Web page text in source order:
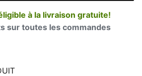
à la livraison gratuite!
sur toutes les commandes